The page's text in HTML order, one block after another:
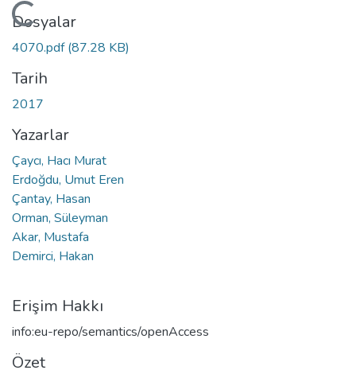
Yükleniyor...
Dosyalar
4070.pdf(87.28 KB)
Tarih
2017
Yazarlar
Çaycı, Hacı Murat
Erdoğdu, Umut Eren
Çantay, Hasan
Orman, Süleyman
Akar, Mustafa
Demirci, Hakan
Erişim Hakkı
info:eu-repo/semantics/openAccess
Özet